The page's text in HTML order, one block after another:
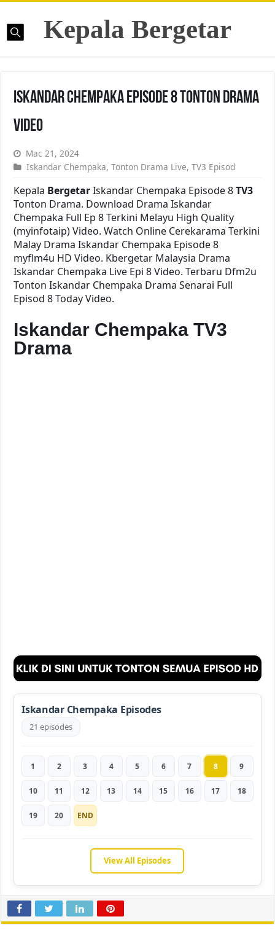
Kepala Bergetar
Iskandar Chempaka Episode 8 Tonton Drama
Video
Mac 21, 2024
Iskandar Chempaka,Tonton Drama Live,TV3 Episod
Kepala BergetarIskandar Chempaka Episode 8TV3
Tonton Drama. Download Drama Iskandar
Chempaka Full Ep 8 Terkini Melayu High Quality
(myinfotaip) Video. Watch Online Cerekarama Terkini
Malay Drama Iskandar Chempaka Episode 8
myflm4u HD Video. Kbergetar Malaysia Drama
Iskandar Chempaka Live Epi 8 Video. Terbaru Dfm2u
Tonton Iskandar Chempaka Drama Senarai Full
Episod 8 Today Video.
Iskandar Chempaka TV3
Drama
Iskandar Chempaka Episodes
21 episodes
1 2 3 4 5 6 7 8 9
10 11 12 13 14 15 16 17 18
19 20 END
View All Episodes